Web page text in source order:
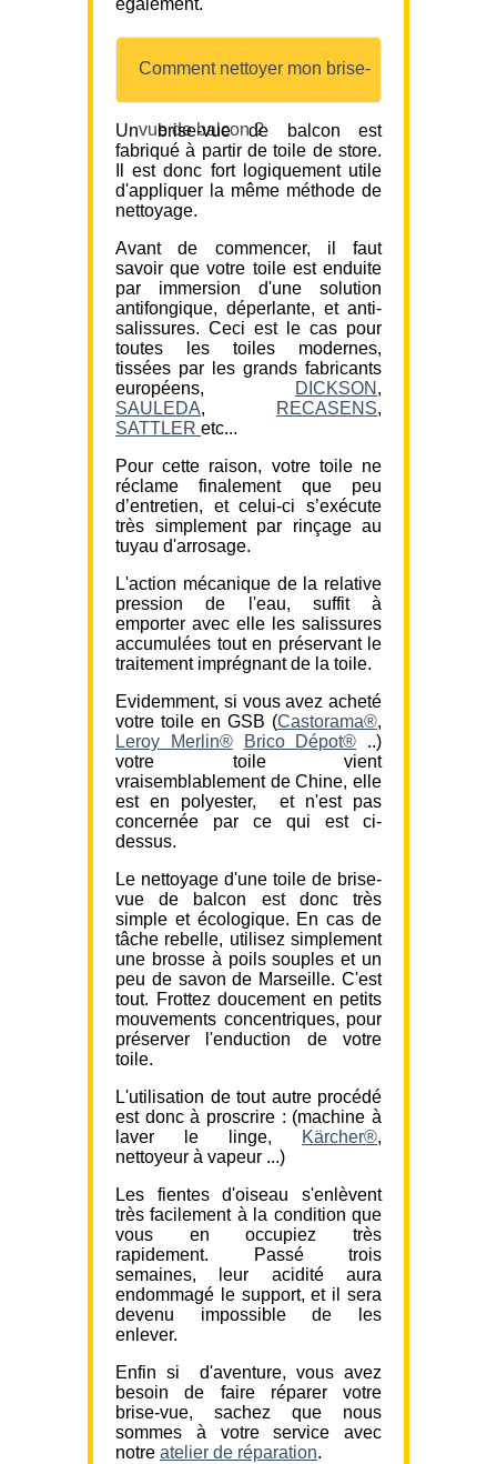
également.
Comment nettoyer mon brise-
vue de balcon ?
Un brise-vue de balcon est
fabriqué à partir de toile de store.
Il est donc fort logiquement utile
d'appliquer la même méthode de
nettoyage.
Avant de commencer, il faut
savoir que votre toile est enduite
par immersion d'une solution
antifongique, déperlante, et anti-
salissures. Ceci est le cas pour
toutes les toiles modernes,
tissées par les grands fabricants
européens,
DICKSON ,
SAULEDA, RECASENS,
SATTLER etc...
Pour cette raison, votre toile ne
réclame finalement que peu
d’entretien, et celui-ci s’exécute
très simplement par rinçage au
tuyau d'arrosage.
L'action mécanique de la relative
pression de l'eau, suffit à
emporter avec elle les salissures
accumulées tout en préservant le
traitement imprégnant de la toile.
Evidemment, si vous avez acheté
votre toile en GSB (Castorama®,
Leroy Merlin®
Brico Dépot® ..)
votre toile vient
vraisemblablement de Chine, elle
est en polyester, et n'est pas
concernée par ce qui est ci-
dessus.
Le nettoyage d'une toile de brise-
vue de balcon est donc très
simple et écologique. En cas de
tâche rebelle, utilisez simplement
une brosse à poils souples et un
peu de savon de Marseille. C'est
tout. Frottez doucement en petits
mouvements concentriques, pour
préserver l'enduction de votre
toile.
L'utilisation de tout autre procédé
est donc à proscrire : (machine à
laver le linge,
Kärcher®,
nettoyeur à vapeur ...)
Les fientes d'oiseau s'enlèvent
très facilement à la condition que
vous en occupiez très
rapidement. Passé trois
semaines, leur acidité aura
endommagé le support, et il sera
devenu impossible de les
enlever.
Enfin si d'aventure, vous avez
besoin de faire réparer votre
brise-vue, sachez que nous
sommes à votre service avec
notre atelier de réparation.